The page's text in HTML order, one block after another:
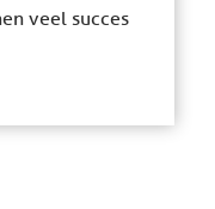
veel succes